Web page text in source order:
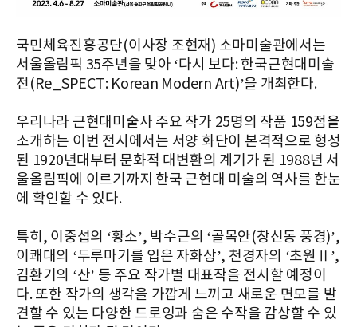
국민체육진흥공단(이사장 조현재) 소마미술관에서는
서울올림픽 35주년을 맞아 ‘다시 보다: 한국근현대미술
전(Re_SPECT: Korean Modern Art)’을 개최한다.
우리나라 근현대미술사 주요 작가 25명의 작품 159점을
소개하는 이번 전시에서는 서양 화단이 본격적으로 형성
된 1920년대부터 문화적 대변환의 계기가 된 1988년 서
울올림픽에 이르기까지 한국 근현대 미술의 역사를 한눈
에 확인할 수 있다.
특히, 이중섭의 ‘황소’, 박수근의 ‘골목안(창신동 풍경)’,
이쾌대의 ‘두루마기를 입은 자화상’, 천경자의 ‘초원Ⅱ’,
김환기의 ‘산’ 등 주요 작가별 대표작을 전시할 예정이
다. 또한 작가의 생각을 가깝게 느끼고 새로운 면모를 발
견할 수 있는 다양한 드로잉과 숨은 수작을 감상할 수 있